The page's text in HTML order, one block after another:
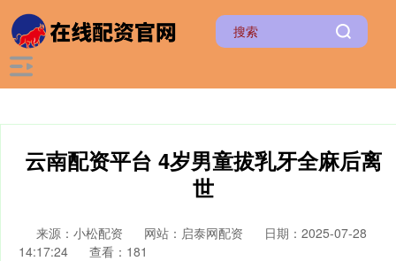
云南配资平台 4岁男童拔乳牙全麻后离
世
来源：小松配资 网站：启泰网配资
日期：2025-07-28
14:17:24
查看：181